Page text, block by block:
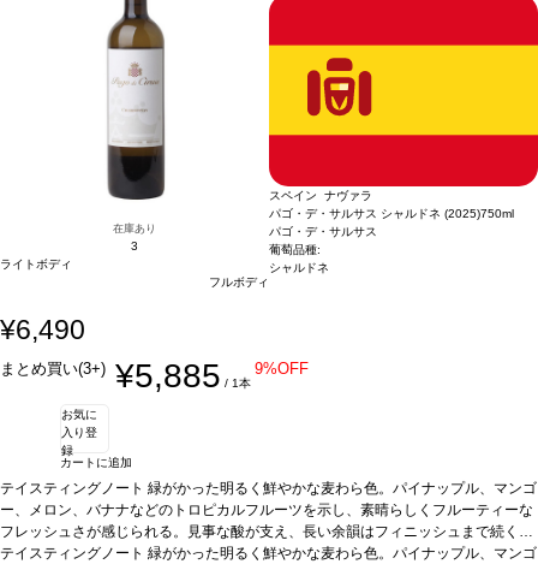
ヴィンテージに変更されます、ご了承ください。
す、ご了承ください。
在庫あり
3
ライトボディ
フルボディ
スペイン ナヴァラ
パゴ・デ・サルサス シャルドネ (2025)750ml
パゴ・デ・サルサス
葡萄品種:
シャルドネ
¥6,490
まとめ買い(3+) ¥5,885 / 1本
9%OFF
お気に
入り登
録
カートに追加
テイスティングノート 緑がかった明るく鮮やかな麦わら色。パイナップル、マンゴ
ー、メロン、バナナなどのトロピカルフルーツを示し、素晴らしくフルーティーな
フレッシュさが感じられる。見事な酸が支え、長い余韻はフィニッシュまで続く。
味わいはバランスが取れていて、まろやかで滑らかな酸味を持つ。 合う料理カル
テイスティングノート 緑がかった明るく鮮やかな麦わら色。パイナップル、マンゴ